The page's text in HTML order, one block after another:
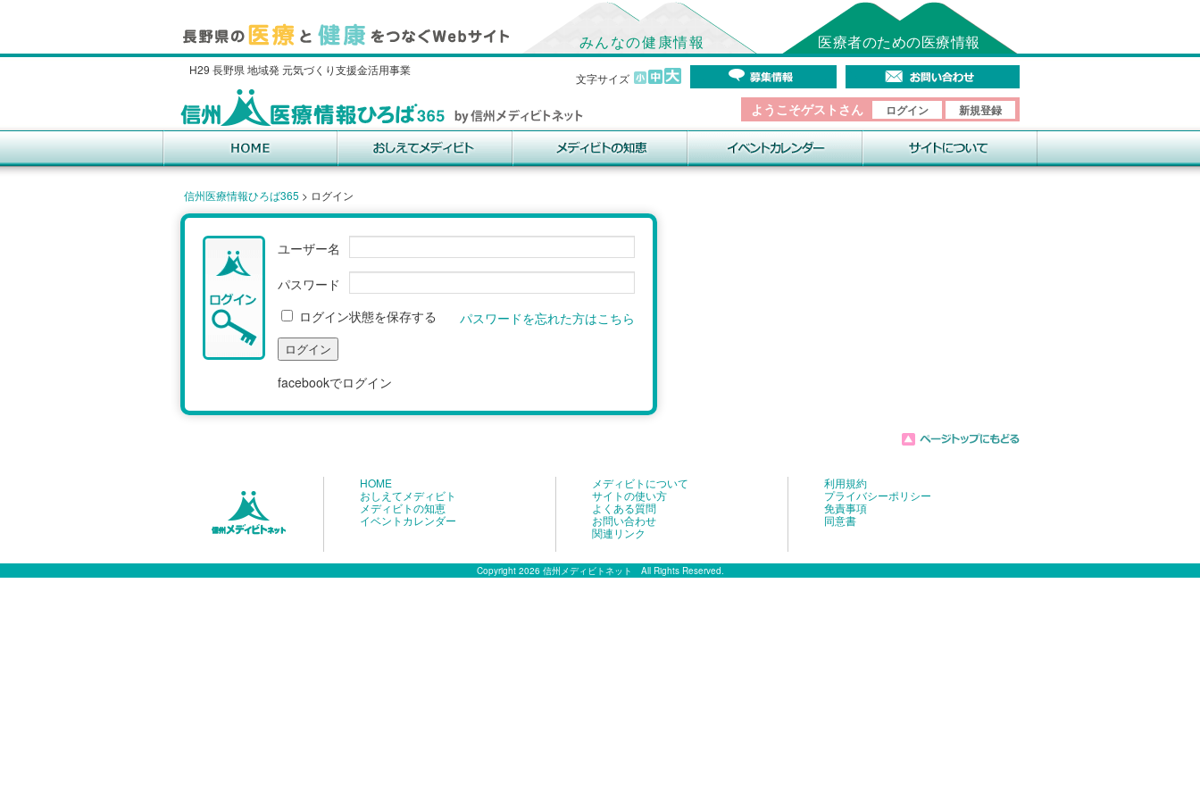
みんなの健康情報 医療者のための医療情報
文字サイズ
H29 長野県 地域発 元気づくり支援金活用事業
ようこそゲストさん ログイン 新規登録
信州医療情報ひろば365 > ログイン
ユーザー名
パスワード
パスワードを忘れた方はこちら
ログイン状態を保存する
facebookでログイン
HOME
おしえてメディビト
メディビトの知恵
イベントカレンダー
メディビトについて
サイトの使い方
よくある質問
お問い合わせ
関連リンク
利用規約
プライバシーポリシー
免責事項
同意書
Copyright 2026 信州メディビトネット All Rights Reserved.